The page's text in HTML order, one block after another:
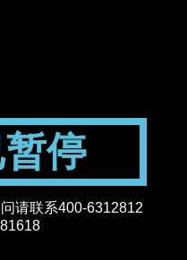
停
请联系400-6312812